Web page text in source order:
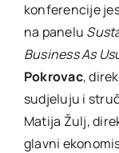
konferencije
na panelu
Business As
Pokrovac,
sudjeluju i
Matija Žulj,
glavni